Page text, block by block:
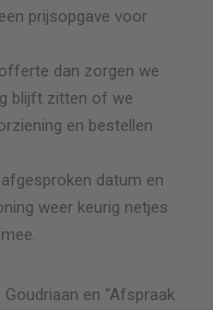
prijsopgave voor
dan zorgen we
blijft zitten of we
en bestellen
datum en
weer keurig netjes
Goudriaan en “Afspraak